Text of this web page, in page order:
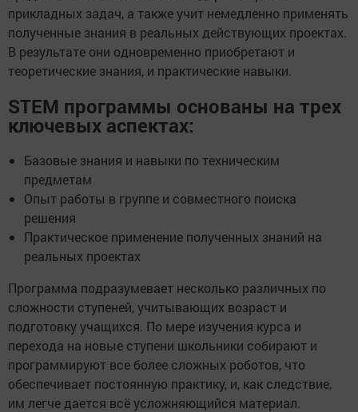
прикладных задач, а также учит немедленно применять
полученные знания в реальных действующих проектах.
В результате они одновременно приобретают и
теоретические знания, и практические навыки.
STEM программы основаны на трех
ключевых аспектах:
Базовые знания и навыки по техническим
предметам
Опыт работы в группе и совместного поиска
решения
Практическое применение полученных знаний на
реальных проектах
Программа подразумевает несколько различных по
сложности ступеней, учитывающих возраст и
подготовку учащихся. По мере изучения курса и
перехода на новые ступени школьники собирают и
программируют все более сложных роботов, что
обеспечивает постоянную практику, и, как следствие,
им легче дается всё усложняющийся материал.